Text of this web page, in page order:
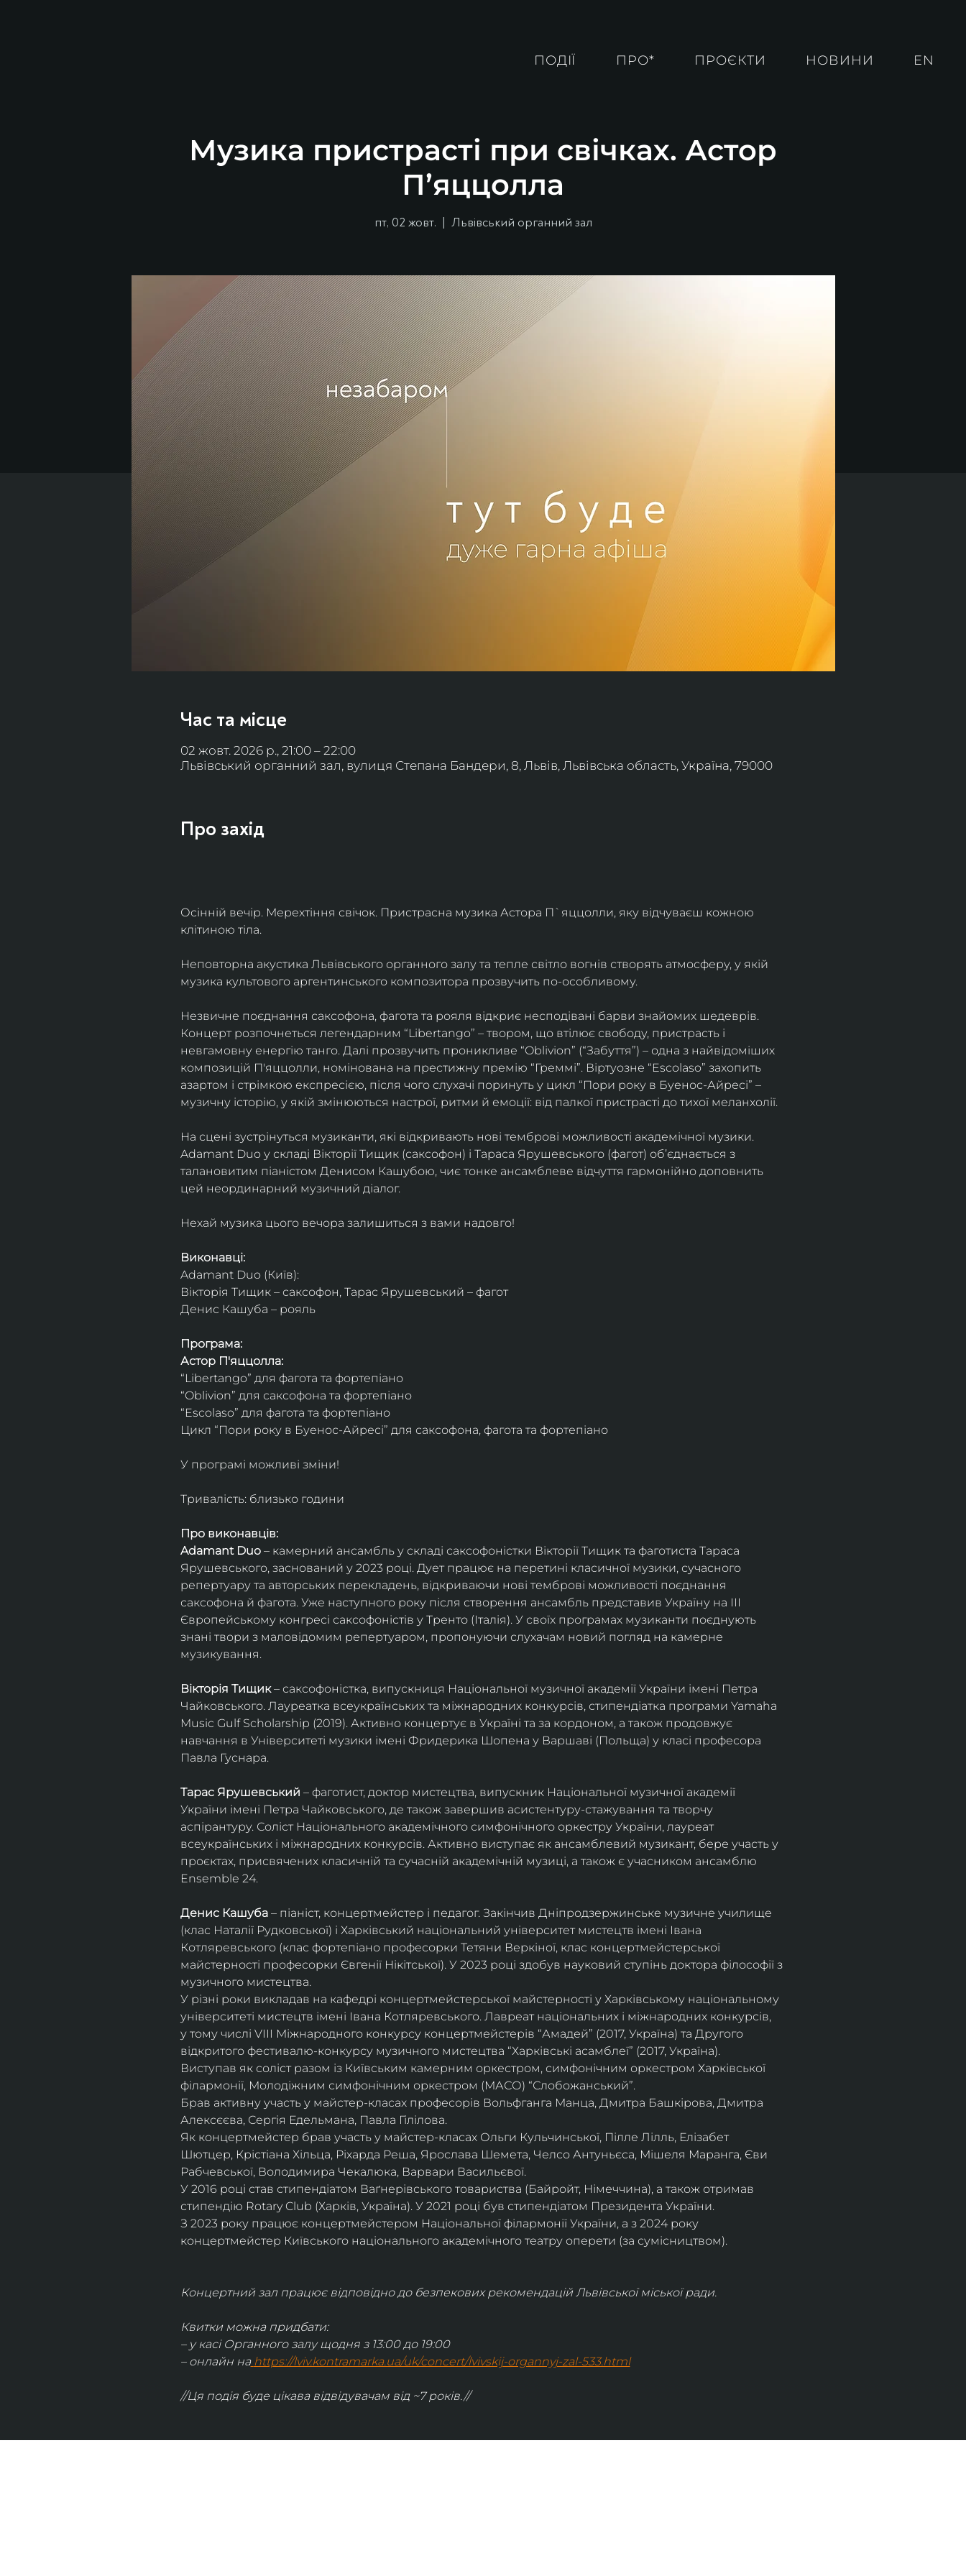
ПОДІЇ ПРО* ПРОЄКТИ НОВИНИ EN
Музика пристрасті при свічках. Астор
П’яццолла
пт, 02 жовт.
  |
Львівський органний зал
Час та місце
02 жовт. 2026 р., 21:00 – 22:00
Львівський органний зал, вулиця Степана Бандери, 8, Львів, Львівська область, Україна, 79000
Про захід
Осінній вечір. Мерехтіння свічок. Пристрасна музика Астора П`яццолли, яку відчуваєш кожною
клітиною тіла.
Неповторна акустика Львівського органного залу та тепле світло вогнів створять атмосферу, у якій
музика культового аргентинського композитора прозвучить по-особливому.
Незвичне поєднання саксофона, фагота та рояля відкриє несподівані барви знайомих шедеврів.
Концерт розпочнеться легендарним “Libertango” – твором, що втілює свободу, пристрасть і
невгамовну енергію танго. Далі прозвучить проникливе “Oblivion” (“Забуття”) – одна з найвідоміших
композицій П'яццолли, номінована на престижну премію “Греммі”. Віртуозне “Escolaso” захопить
азартом і стрімкою експресією, після чого слухачі поринуть у цикл “Пори року в Буенос-Айресі” –
музичну історію, у якій змінюються настрої, ритми й емоції: від палкої пристрасті до тихої меланхолії.
На сцені зустрінуться музиканти, які відкривають нові темброві можливості академічної музики.
Adamant Duo у складі Вікторії Тищик (саксофон) і Тараса Ярушевського (фагот) об’єднається з
талановитим піаністом Денисом Кашубою, чиє тонке ансамблеве відчуття гармонійно доповнить
цей неординарний музичний діалог.
Нехай музика цього вечора залишиться з вами надовго!
Виконавці:
Adamant Duo (Київ):
Вікторія Тищик – саксофон, Тарас Ярушевський – фагот
Денис Кашуба – рояль
Програма:
Астор П'яццолла:
“Libertango” для фагота та фортепіано
“Oblivion” для саксофона та фортепіано
“Escolaso” для фагота та фортепіано
Цикл “Пори року в Буенос-Айресі” для саксофона, фагота та фортепіано
У програмі можливі зміни!
Тривалість: близько години
Про виконавців:
Adamant Duo – камерний ансамбль у складі саксофоністки Вікторії Тищик та фаготиста Тараса
Ярушевського, заснований у 2023 році. Дует працює на перетині класичної музики, сучасного
репертуару та авторських перекладень, відкриваючи нові темброві можливості поєднання
саксофона й фагота. Уже наступного року після створення ансамбль представив Україну на ІІІ
Європейському конгресі саксофоністів у Тренто (Італія). У своїх програмах музиканти поєднують
знані твори з маловідомим репертуаром, пропонуючи слухачам новий погляд на камерне
музикування.
Вікторія Тищик – саксофоністка, випускниця Національної музичної академії України імені Петра
Чайковського. Лауреатка всеукраїнських та міжнародних конкурсів, стипендіатка програми Yamaha
Music Gulf Scholarship (2019). Активно концертує в Україні та за кордоном, а також продовжує
навчання в Університеті музики імені Фридерика Шопена у Варшаві (Польща) у класі професора
Павла Гуснара.
Тарас Ярушевський – фаготист, доктор мистецтва, випускник Національної музичної академії
України імені Петра Чайковського, де також завершив асистентуру-стажування та творчу
аспірантуру. Соліст Національного академічного симфонічного оркестру України, лауреат
всеукраїнських і міжнародних конкурсів. Активно виступає як ансамблевий музикант, бере участь у
проєктах, присвячених класичній та сучасній академічній музиці, а також є учасником ансамблю
Ensemble 24.
Денис Кашуба – піаніст, концертмейстер і педагог. Закінчив Дніпродзержинське музичне училище
(клас Наталії Рудковської) і Харківський національний університет мистецтв імені Івана
Котляревського (клас фортепіано професорки Тетяни Веркіної, клас концертмейстерської
майстерності професорки Євгенії Нікітської). У 2023 році здобув науковий ступінь доктора філософії з
музичного мистецтва.
У різні роки викладав на кафедрі концертмейстерської майстерності у Харківському національному
університеті мистецтв імені Івана Котляревського. Лавреат національних і міжнародних конкурсів,
у тому числі VIII Міжнародного конкурсу концертмейстерів “Амадей” (2017, Україна) та Другого
відкритого фестивалю-конкурсу музичного мистецтва “Харківські асамблеї” (2017, Україна).
Виступав як соліст разом із Київським камерним оркестром, симфонічним оркестром Харківської
філармонії, Молодіжним симфонічним оркестром (МАСО) “Слобожанський”.
Брав активну участь у майстер-класах професорів Вольфганга Манца, Дмитра Башкірова, Дмитра
Алексєєва, Сергія Едельмана, Павла Гілілова.
Як концертмейстер брав участь у майстер-класах Ольги Кульчинської, Пілле Лілль, Елізабет
Шютцер, Крістіана Хільца, Ріхарда Реша, Ярослава Шемета, Челсо Антуньєса, Мішеля Маранга, Єви
Рабчевської, Володимира Чекалюка, Варвари Васильєвої.
У 2016 році став стипендіатом Ваґнерівського товариства (Байройт, Німеччина), а також отримав
стипендію Rotary Club (Харків, Україна). У 2021 році був стипендіатом Президента України.
З 2023 року працює концертмейстером Національної філармонії України, а з 2024 року
концертмейстер Київського національного академічного театру оперети (за сумісництвом).
Концертний зал працює відповідно до безпекових рекомендацій Львівської міської ради.
Квитки можна придбати:
– у касі Органного залу щодня з 13:00 до 19:00
– онлайн на https://lviv.kontramarka.ua/uk/concert/lvivskij-organnyj-zal-533.html
//Ця подія буде цікава відвідувачам від ~7 років.//